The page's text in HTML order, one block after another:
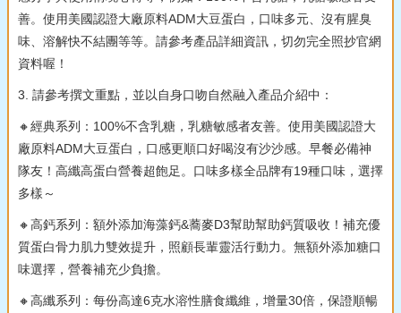
善。使用美國認證大廠原料ADM大豆蛋白，口味多元、沒有腥臭
味、溶解快不結團等等。請參考產品詳細資訊，切勿完全照抄官網
資料喔！
3. 請參考撰文重點，並以自身口吻自然融入產品介紹中：
🔸經典系列：100%不含乳糖，乳糖敏感者友善。使用美國認證大
廠原料ADM大豆蛋白，口感更順口好喝沒有沙沙感。早餐必備神
隊友！高纖高蛋白營養超飽足。口味多樣全品牌有19種口味，選擇
多樣～
🔸高鈣系列：額外添加海藻鈣&蕎麥D3幫助幫助鈣質吸收！補充優
質蛋白骨力肌力雙效提升，照顧長輩靈活行動力。無額外添加糖口
味選擇，營養補充少負擔。
🔸高纖系列：每份高達6克水溶性膳食纖維，增量30倍，保證順暢